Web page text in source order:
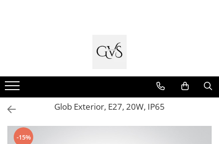
Conductori - Fy - Myf
Cabluri tip Cordon (MYYM)
Cabluri tip CYY-F
Cabluri Bransament
Cabluri tip N2XH Halogen Free
Glob Exterior, E27, 20W, IP65
-15%